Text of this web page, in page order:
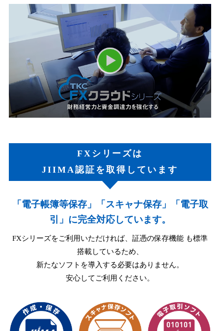
FXシリーズは
JIIMA認証を取得しています
「電子帳簿等保存」「スキャナ保存」「電子取
引」に完全対応しています。
FXシリーズをご利用いただければ、証憑の保存機能 も標準
搭載しているため、
新たなソフトを導入する必要はありません。
安心してご利用ください。